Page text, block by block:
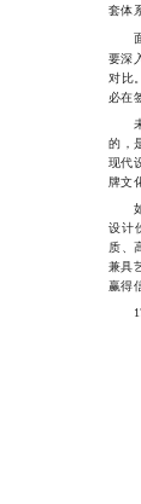
套体
面
要深
对比
必在
未
的，
现代
牌文
如
设计
质、
兼具
赢得